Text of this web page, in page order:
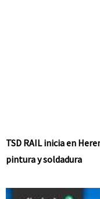
TSD RAIL inicia en
pintura y soldadura